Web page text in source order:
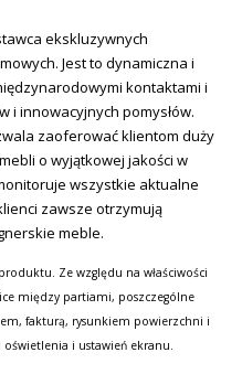
ekskluzywnych
Jest to dynamiczna i
kontaktami i
i innowacyjnych pomysłów.
zaoferować klientom duży
o wyjątkowej jakości w
wszystkie aktualne
zawsze otrzymują
meble.
Ze względu na właściwości
między partiami, poszczególne
fakturą, rysunkiem powierzchni i
i ustawień ekranu.